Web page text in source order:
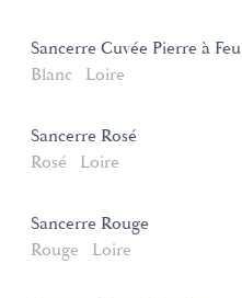
Sancerre Cuvée Pierre à Feu
Blanc
Loire
Sancerre Rosé
Rosé
Loire
Sancerre Rouge
Rouge
Loire